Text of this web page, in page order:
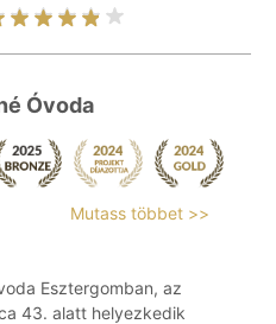
Óvoda
Mutass többet >>
Esztergomban, az
43. alatt helyezkedik